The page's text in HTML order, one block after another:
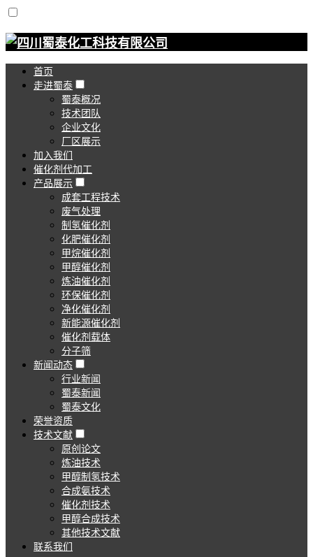
首页
走进蜀泰
蜀泰概况
技术团队
企业文化
厂区展示
加入我们
催化剂代加工
产品展示
成套工程技术
废气处理
制氢催化剂
化肥催化剂
甲烷催化剂
甲醇催化剂
炼油催化剂
环保催化剂
净化催化剂
新能源催化剂
催化剂载体
分子筛
新闻动态
行业新闻
蜀泰新闻
蜀泰文化
荣誉资质
技术文献
原创论文
炼油技术
甲醇制氢技术
合成氨技术
催化剂技术
甲醇合成技术
其他技术文献
联系我们